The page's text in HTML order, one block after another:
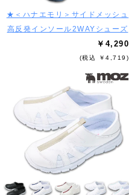
★＜ハナエモリ＞サイドメッシュ
高反発インソール2WAYシューズ
￥4,290
(税込 ￥4,719)